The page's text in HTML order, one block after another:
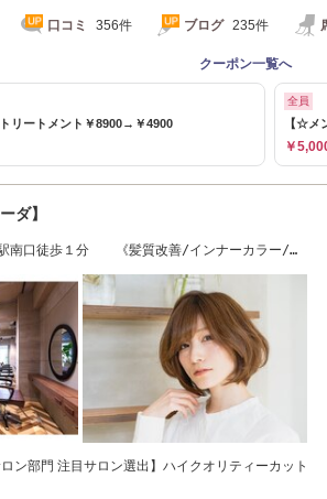
口コミ 356件 ブログ 235件
クーポン一覧へ
リートメント￥8900→￥4900
全員
【☆メ
￥
ダ】
駅南口徒歩１分 《髪質改善/インナーカラー/縮
ン部門 注目サロン選出】ハイクオリティーカット